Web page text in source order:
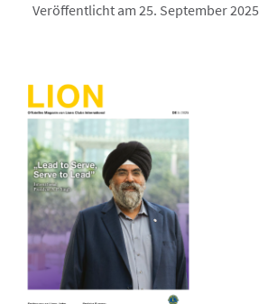
Veröffentlicht am 25. September 2025